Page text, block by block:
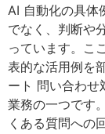
AI 自動化の具体
でなく、判断や
っています。こ
表的な活用例を
ート 問い合わせ
業務の一つです
くある質問への